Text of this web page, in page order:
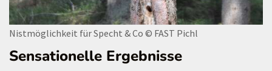
Nistmöglichkeit für Specht & Co © FAST Pichl
Sensationelle Ergebnisse